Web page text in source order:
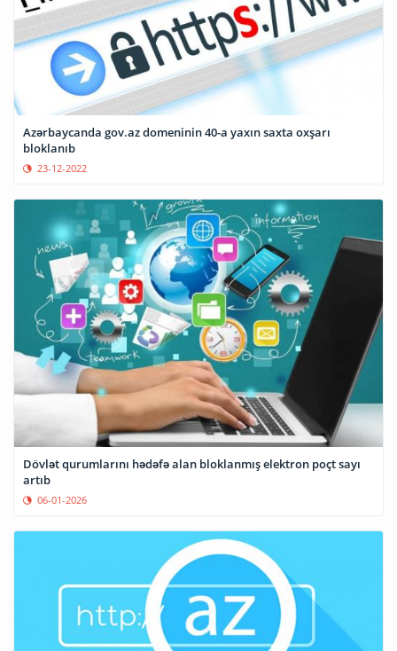
Azərbaycanda gov.az domeninin 40-a yaxın saxta oxşarı
bloklanıb
23-12-2022
Dövlət qurumlarını hədəfə alan bloklanmış elektron poçt sayı
artıb
06-01-2026